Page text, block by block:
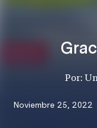
Por:
Noviembre 25, 2022